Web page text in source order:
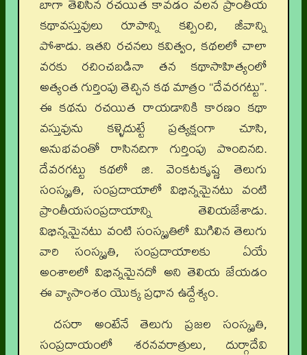
కథావస్తువులు రూపాన్ని కల్పించి, జీవాన్ని
పోశాడు. ఇతని రచనలు కవిత్వం, కథలలో చాలా
వరకు రచించబడినా తన కథాసాహిత్యంలో
అత్యంత గుర్తింపు తెచ్చిన కథ మాత్రం “దేవరగట్టు”.
ఈ కథను రచయిత రాయడానికి కారణం కథా
వస్తువును కళ్ళెదుట్టే ప్రత్యక్షంగా చూసి,
అనుభవంతో రాసినదిగా గుర్తింపు పొందినది.
దేవరగట్టు కథలో జి. వెంకటకృష్ణ తెలుగు
సంస్కృతి, సంప్రదాయాలో విభిన్నమైనటు వంటి
ప్రాంతీయసంప్రదాయాన్ని తెలియజేశాడు.
విభిన్నమైనటు వంటి సంస్కృతిలో మిగిలిన తెలుగు
వారి సంస్కృతి, సంప్రదాయాలకు ఏయే
అంశాలలో విభిన్నమైనదో అని తెలియ జేయడం
ఈ వ్యాసాంశం యొక్క ప్రధాన ఉద్దేశ్యం.
దసరా అంటేనే తెలుగు ప్రజల సంస్కృతి,
సంప్రదాయంలో శరనవరాత్రులు, దుర్గాదేవి